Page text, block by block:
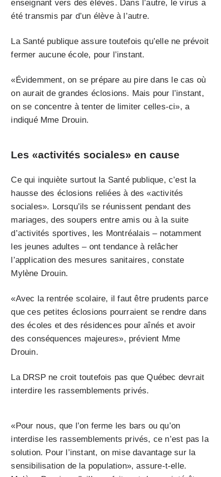
enseignant vers des élèves. Dans l’autre, le virus a
été transmis par d’un élève à l’autre.
La Santé publique assure toutefois qu’elle ne prévoit
fermer aucune école, pour l’instant.
«Évidemment, on se prépare au pire dans le cas où
on aurait de grandes éclosions. Mais pour l’instant,
on se concentre à tenter de limiter celles-ci», a
indiqué Mme Drouin.
Les «activités sociales» en cause
Ce qui inquiète surtout la Santé publique, c’est la
hausse des éclosions reliées à des «activités
sociales». Lorsqu’ils se réunissent pendant des
mariages, des soupers entre amis ou à la suite
d’activités sportives, les Montréalais – notamment
les jeunes adultes – ont tendance à relâcher
l’application des mesures sanitaires, constate
Mylène Drouin.
«Avec la rentrée scolaire, il faut être prudents parce
que ces petites éclosions pourraient se rendre dans
des écoles et des résidences pour aînés et avoir
des conséquences majeures», prévient Mme
Drouin.
La DRSP ne croit toutefois pas que Québec devrait
interdire les rassemblements privés.
«Pour nous, que l’on ferme les bars ou qu’on
interdise les rassemblements privés, ce n’est pas la
solution. Pour l’instant, on mise davantage sur la
sensibilisation de la population», assure-t-elle.